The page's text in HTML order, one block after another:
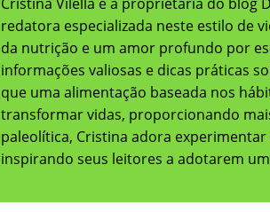
redatora especializada neste estilo de
da nutrição e um amor profundo por
informações valiosas e dicas práticas
que uma alimentação baseada nos
transformar vidas, proporcionando
paleolítica, Cristina adora
inspirando seus leitores a adotarem